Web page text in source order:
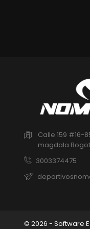
Calle 159 #16-
magdala
3003374475
© 2026 - Software